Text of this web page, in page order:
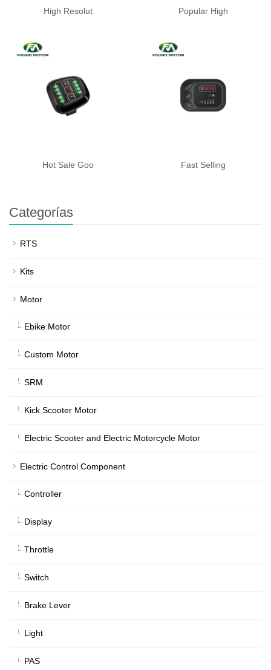
High Resolut Popular High
Hot Sale Goo Fast Selling
Categorías
RTS
Kits
Motor
Ebike Motor
Custom Motor
SRM
Kick Scooter Motor
Electric Scooter and Electric Motorcycle Motor
Electric Control Component
Controller
Display
Throttle
Switch
Brake Lever
Light
PAS